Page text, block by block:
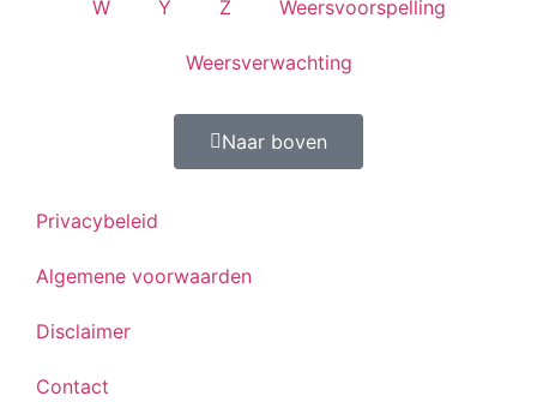
W Y Z Weersvoorspelling
Weersverwachting
Naar boven
Privacybeleid
Algemene voorwaarden
Disclaimer
Contact